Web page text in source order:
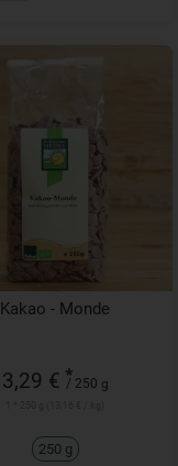
Kakao - Monde
3,29 € *
/ 250 g
250 g